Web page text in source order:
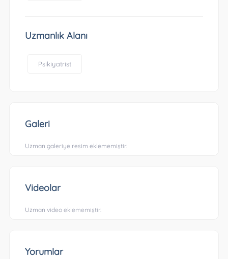
Uzmanlık Alanı
Psikiyatrist
Galeri
Uzman galeriye resim eklememiştir.
Videolar
Uzman video eklememiştir.
Yorumlar